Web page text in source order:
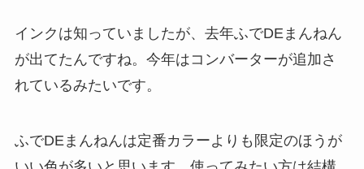
インクは知っていましたが、去年ふでDEまんねん
が出てたんですね。今年はコンバーターが追加さ
れているみたいです。
ふでDEまんねんは定番カラーよりも限定のほうが